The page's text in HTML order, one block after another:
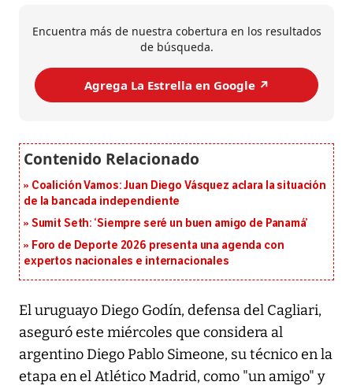
Encuentra más de nuestra cobertura en los resultados
de búsqueda.
Agrega La Estrella en Google ↗️
Coalición Vamos: Juan Diego Vásquez aclara la situación
de la bancada independiente
Sumit Seth: ‘Siempre seré un buen amigo de Panamá’
Foro de Deporte 2026 presenta una agenda con
expertos nacionales e internacionales
El uruguayo Diego Godín, defensa del Cagliari,
aseguró este miércoles que considera al
argentino Diego Pablo Simeone, su técnico en la
etapa en el Atlético Madrid, como "un amigo" y